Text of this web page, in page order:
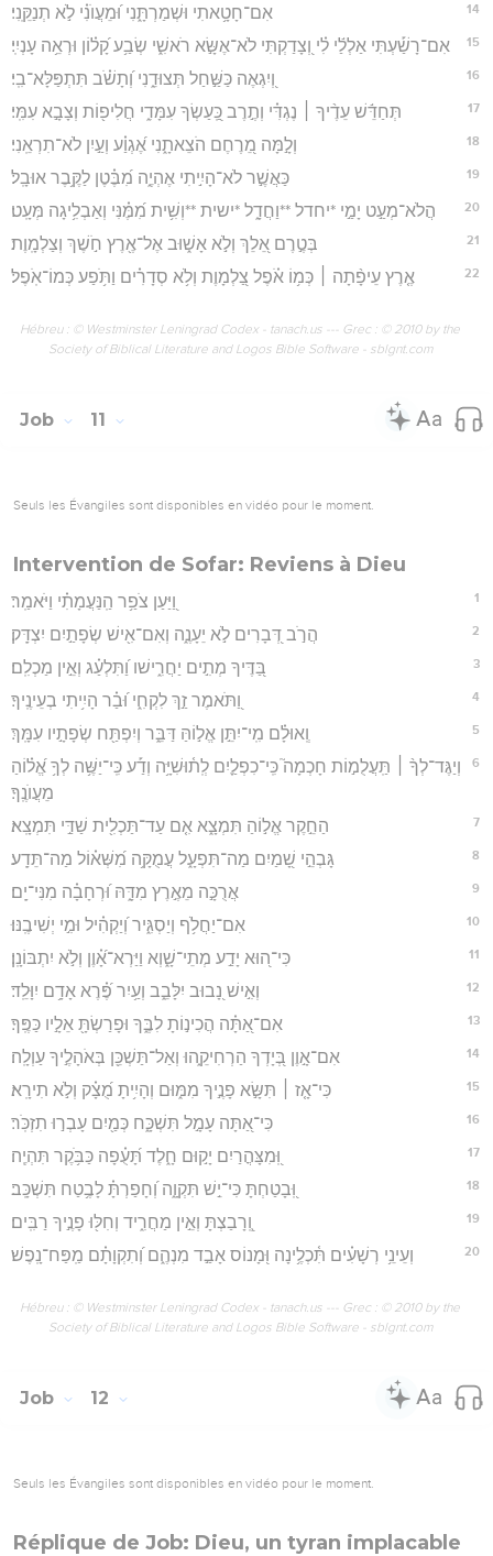
14 אִם־חָטָ֥אתִי וּשְׁמַרְתָּ֑נִי וּ֝מֵעֲוֺנִ֗י לֹ֣א תְנַקֵּֽנִי׃
15 אִם־רָשַׁ֡עְתִּי אַלְלַ֬י לִ֗י וְ֭צָדַקְתִּי לֹא־אֶשָּׂ֣א רֹאשִׁ֑י שְׂבַ֥ע קָ֝ל֗וֹן וּרְאֵ֥ה עָנְיִֽי׃
16 וְ֭יִגְאֶה כַּשַּׁ֣חַל תְּצוּדֵ֑נִי וְ֝תָשֹׁ֗ב תִּתְפַּלָּא־בִֽי׃
17 תְּחַדֵּ֬שׁ עֵדֶ֨יךָ ׀ נֶגְדִּ֗י וְתֶ֣רֶב כַּֽ֭עַשְׂךָ עִמָּדִ֑י חֲלִיפ֖וֹת וְצָבָ֣א עִמִּֽי׃
18 וְלָ֣מָּה מֵ֭רֶחֶם הֹצֵאתָ֑נִי אֶ֝גְוַ֗ע וְעַ֣יִן לֹא־תִרְאֵֽנִי׃
19 כַּאֲשֶׁ֣ר לֹא־הָיִ֣יתִי אֶהְיֶ֑ה מִ֝בֶּ֗טֶן לַקֶּ֥בֶר אוּבָֽל׃
20 הֲלֹא־מְעַ֣ט יָמַ֣י *יחדל **וַחֲדָ֑ל *ישית **וְשִׁ֥ית מִ֝מֶּ֗נִּי וְאַבְלִ֥יגָה מְּעָֽט׃
21 בְּטֶ֣רֶם אֵ֭לֵךְ וְלֹ֣א אָשׁ֑וּב אֶל־אֶ֖רֶץ חֹ֣שֶׁךְ וְצַלְמָֽוֶת׃
22 אֶ֤רֶץ עֵיפָ֨תָה ׀ כְּמ֥וֹ אֹ֗פֶל צַ֭לְמָוֶת וְלֹ֥א סְדָרִ֗ים וַתֹּ֥פַע כְּמוֹ־אֹֽפֶל׃
Hébreu : © Westminster Leningrad Codex - tanach.us --- Grec : © 2010 by the
Society of Biblical Literature and Logos Bible Software - sblgnt.com
Job 11
Seuls les Évangiles sont disponibles en vidéo pour le moment.
Intervention de Sofar: Reviens à Dieu
1 וַ֭יַּעַן צֹפַ֥ר הַֽנַּעֲמָתִ֗י וַיֹּאמַֽר׃
2 הֲרֹ֣ב דְּ֭בָרִים לֹ֣א יֵעָנֶ֑ה וְאִם־אִ֖ישׁ שְׂפָתַ֣יִם יִצְדָּֽק׃
3 בַּ֭דֶּיךָ מְתִ֣ים יַחֲרִ֑ישׁו וַ֝תִּלְעַ֗ג וְאֵ֣ין מַכְלִֽם׃
4 וַ֭תֹּאמֶר זַ֣ךְ לִקְחִ֑י וּ֝בַ֗ר הָיִ֥יתִי בְעֵינֶֽיךָ׃
5 וְֽאוּלָ֗ם מִֽי־יִתֵּ֣ן אֱל֣וֹהַּ דַּבֵּ֑ר וְיִפְתַּ֖ח שְׂפָתָ֣יו עִמָּֽךְ׃
6
וְיַגֶּד־לְךָ֨ ׀ תַּֽעֲלֻמ֣וֹת חָכְמָה֮ כִּֽי־כִפְלַ֪יִם לְֽת֫וּשִׁיָּ֥ה וְדַ֡ע כִּֽי־יַשֶּׁ֥ה לְךָ֥ אֱ֝ל֗וֹהַ
מֵעֲוֺנֶֽךָ׃
7 הַחֵ֣קֶר אֱל֣וֹהַ תִּמְצָ֑א אִ֤ם עַד־תַּכְלִ֖ית שַׁדַּ֣י תִּמְצָֽא׃
8 גָּבְהֵ֣י שָׁ֭מַיִם מַה־תִּפְעָ֑ל עֲמֻקָּ֥ה מִ֝שְּׁא֗וֹל מַה־תֵּדָֽע׃
9 אֲרֻכָּ֣ה מֵאֶ֣רֶץ מִדָּ֑הּ וּ֝רְחָבָ֗ה מִנִּי־יָֽם׃
10 אִם־יַחֲלֹ֥ף וְיַסְגִּ֑יר וְ֝יַקְהִ֗יל וּמִ֣י יְשִׁיבֶֽנּוּ׃
11 כִּי־ה֭וּא יָדַ֣ע מְתֵי־שָׁ֑וְא וַיַּרְא־אָ֝֗וֶן וְלֹ֣א יִתְבּוֹנָֽן׃
12 וְאִ֣ישׁ נָ֭בוּב יִלָּבֵ֑ב וְעַ֥יִר פֶּ֝֗רֶא אָדָ֥ם יִוָּלֵֽד׃
13 אִם־אַ֭תָּ֗ה הֲכִינ֣וֹתָ לִבֶּ֑ךָ וּפָרַשְׂתָּ֖ אֵלָ֣יו כַּפֶּֽךָ׃
14 אִם־אָ֣וֶן בְּ֭יָדְךָ הַרְחִיקֵ֑הוּ וְאַל־תַּשְׁכֵּ֖ן בְּאֹהָלֶ֣יךָ עַוְלָֽה׃
15 כִּי־אָ֤ז ׀ תִּשָּׂ֣א פָנֶ֣יךָ מִמּ֑וּם וְהָיִ֥יתָ מֻ֝צָ֗ק וְלֹ֣א תִירָֽא׃
16 כִּי־אַ֭תָּה עָמָ֣ל תִּשְׁכָּ֑ח כְּמַ֖יִם עָבְר֣וּ תִזְכֹּֽר׃
17 וּֽ֭מִצָּהֳרַיִם יָק֣וּם חָ֑לֶד תָּ֝עֻ֗פָה כַּבֹּ֥קֶר תִּהְיֶֽה׃
18 וּֽ֭בָטַחְתָּ כִּי־יֵ֣שׁ תִּקְוָ֑ה וְ֝חָפַרְתָּ֗ לָבֶ֥טַח תִּשְׁכָּֽב׃
19 וְֽ֭רָבַצְתָּ וְאֵ֣ין מַחֲרִ֑יד וְחִלּ֖וּ פָנֶ֣יךָ רַבִּֽים׃
20 וְעֵינֵ֥י רְשָׁעִ֗ים תִּ֫כְלֶ֥ינָה וּ֭מָנוֹס אָבַ֣ד מִנְהֶ֑ם וְ֝תִקְוָתָ֗ם מַֽפַּח־נָֽפֶשׁ׃
Hébreu : © Westminster Leningrad Codex - tanach.us --- Grec : © 2010 by the
Society of Biblical Literature and Logos Bible Software - sblgnt.com
Job 12
Seuls les Évangiles sont disponibles en vidéo pour le moment.
Réplique de Job: Dieu, un tyran implacable